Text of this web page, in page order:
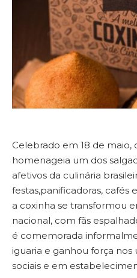
Celebrado em 18 de maio,
homenageia um dos
afetivos da culinária
festas,panificadoras, cafés
a coxinha se transformou
nacional, com fãs
é comemorada
iguaria e ganhou força nos
sociais e em